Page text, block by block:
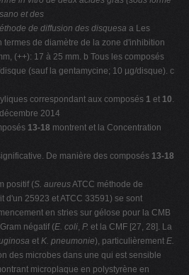
et des
de diffusion des disquesa a Les
termes de diamètre de la zone d'inhibition
(++): 17 à 25 mm. b Tous les composés
(sauf la gentamycine; 10 µg/disque). c
correspondant aux composés 1 et 10.
2014
13-18 montrent et la Concentration
De manière des composés 13-18
positif (S. aureusATCC méthode de
d'un 25923 et ATCC 33591) se sont
en stries sur gélose pour la CMB
négatif (E. coli, P. et la CMF [27, 28]. La
et K. pneumonie), particulièrement E.
des microbes dans une qui est sensible
microplaque en polystyrène en